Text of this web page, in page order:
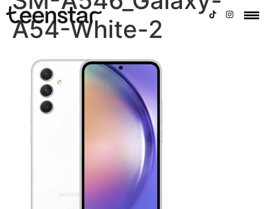
A54-White-2